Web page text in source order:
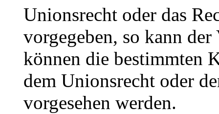
Unionsrecht oder das
vorgegeben, so kann
können die bestimmten
dem Unionsrecht oder
vorgesehen werden.